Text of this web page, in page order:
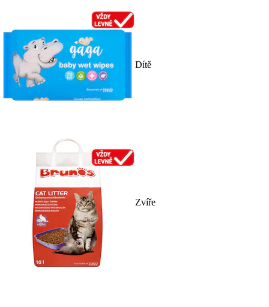
Dítě
Zvíře